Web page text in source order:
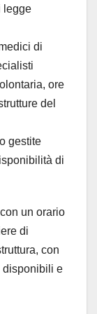
legge
di
ore
del
gestite
di
un orario
di
con
disponibili e